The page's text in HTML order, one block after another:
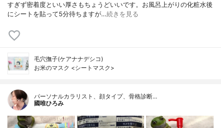
すぎず密着度といい厚さもちょうどいいです。お風呂上がりの化粧水後
にシートを貼って5分待ちますが…続きを見る
毛穴撫子(ケアナナデシコ)
お米のマスク <シートマスク>
パーソナルカラリスト、顔タイプ、骨格診断…
國唯ひろみ